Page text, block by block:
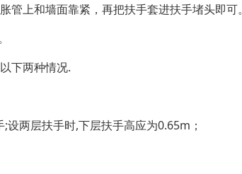
上和墙面靠紧，再把扶手套进扶手堵头即可。
下两种情况.
两层扶手时,下层扶手高应为0.65m；